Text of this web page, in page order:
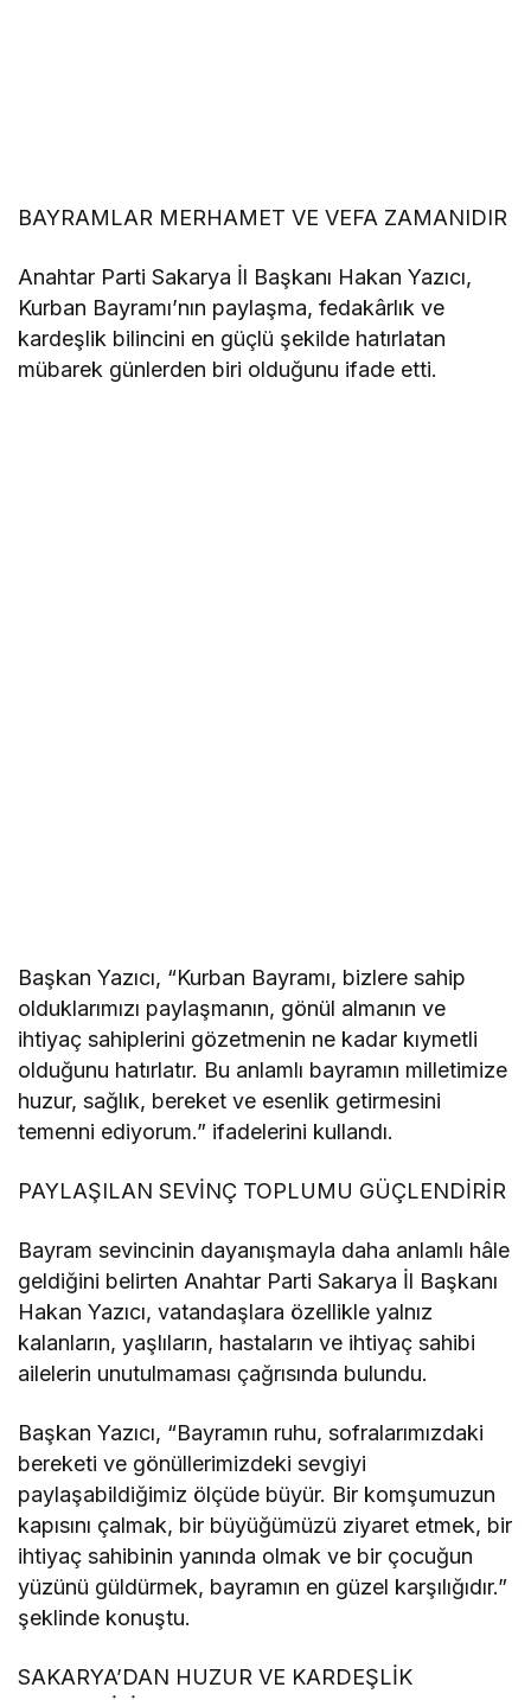
BAYRAMLAR MERHAMET VE VEFA ZAMANIDIR
Anahtar Parti Sakarya İl Başkanı Hakan Yazıcı,
Kurban Bayramı’nın paylaşma, fedakârlık ve
kardeşlik bilincini en güçlü şekilde hatırlatan
mübarek günlerden biri olduğunu ifade etti.
Başkan Yazıcı, “Kurban Bayramı, bizlere sahip
olduklarımızı paylaşmanın, gönül almanın ve
ihtiyaç sahiplerini gözetmenin ne kadar kıymetli
olduğunu hatırlatır. Bu anlamlı bayramın milletimize
huzur, sağlık, bereket ve esenlik getirmesini
temenni ediyorum.” ifadelerini kullandı.
PAYLAŞILAN SEVİNÇ TOPLUMU GÜÇLENDİRİR
Bayram sevincinin dayanışmayla daha anlamlı hâle
geldiğini belirten Anahtar Parti Sakarya İl Başkanı
Hakan Yazıcı, vatandaşlara özellikle yalnız
kalanların, yaşlıların, hastaların ve ihtiyaç sahibi
ailelerin unutulmaması çağrısında bulundu.
Başkan Yazıcı, “Bayramın ruhu, sofralarımızdaki
bereketi ve gönüllerimizdeki sevgiyi
paylaşabildiğimiz ölçüde büyür. Bir komşumuzun
kapısını çalmak, bir büyüğümüzü ziyaret etmek, bir
ihtiyaç sahibinin yanında olmak ve bir çocuğun
yüzünü güldürmek, bayramın en güzel karşılığıdır.”
şeklinde konuştu.
SAKARYA’DAN HUZUR VE KARDEŞLİK